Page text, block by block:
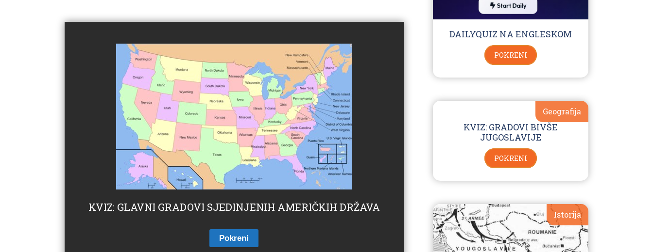
KVIZ: GLAVNI GRADOVI SJEDINJENIH AMERIČKIH DRŽAVA
DAILYQUIZ NA ENGLESKOM
POKRENI
Geografija
KVIZ: GRADOVI BIVŠE
JUGOSLAVIJE
POKRENI
Istorija